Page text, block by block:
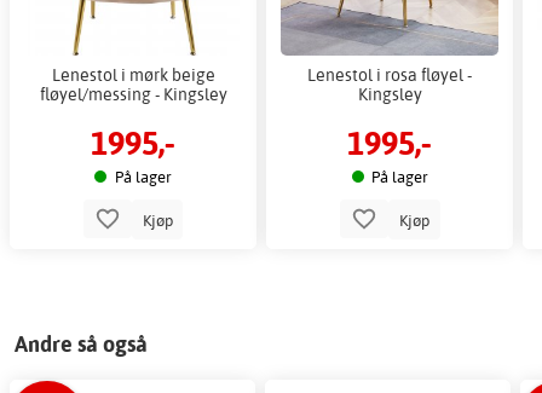
Lenestol i mørk beige
fløyel/messing - Kingsley
1995,-
På lager
Kjøp
Lenestol i rosa fløyel -
Kingsley
1995,-
På lager
Kjøp
Andre så også